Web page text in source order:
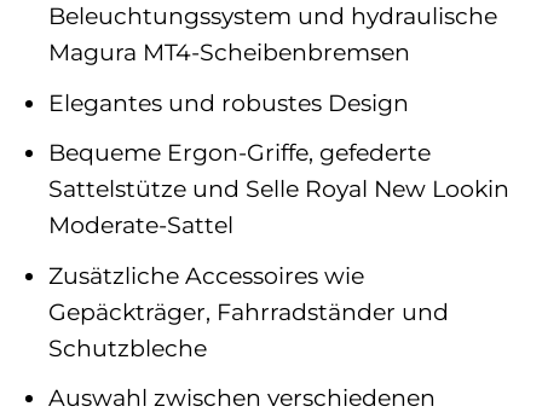
Beleuchtungssystem und hydraulische
Magura MT4-Scheibenbremsen
Elegantes und robustes Design
Bequeme Ergon-Griffe, gefederte
Sattelstütze und Selle Royal New Lookin
Moderate-Sattel
Zusätzliche Accessoires wie
Gepäckträger, Fahrradständer und
Schutzbleche
Auswahl zwischen verschiedenen